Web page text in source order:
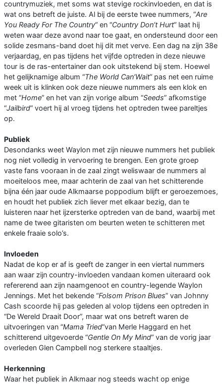
countrymuziek, met soms wat stevige rockinvloeden, en dat is
wat ons betreft de juiste. Al bij de eerste twee nummers, “Are
You Ready For The Country” en “Country Don’t Hurt” laat hij
weten waar deze avond naar toe gaat, en ondersteund door een
solide zesmans-band doet hij dit met verve. Een dag na zijn 38e
verjaardag, en pas tijdens het vijfde optreden in deze nieuwe
tour is de ras-entertainer dan ook uitstekend bij stem. Hoewel
het gelijknamige album “The World Can’Wait” pas net een ruime
week uit is klinken ook deze nieuwe nummers als een klok en
met “Home” en het van zijn vorige album “Seeds” afkomstige
“Jailbird” voert hij al vroeg tijdens het optreden twee pareltjes
op.
Publiek
Desondanks weet Waylon met zijn nieuwe nummers het publiek
nog niet volledig in vervoering te brengen. Een grote groep
vaste fans vooraan in de zaal zingt weliswaar de nummers al
moeiteloos mee, maar achterin de zaal van het schitterende
bijna één jaar oude Alkmaarse poppodium blijft er geroezemoes,
en houdt het publiek zich liever met elkaar bezig, dan te
luisteren naar het ijzersterke optreden van de band, waarbij met
name de twee gitaristen om beurten weten te schitteren met
enkele fraaie solo’s.
Invloeden
Nadat de kop er af is geeft de zanger in een viertal nummers
aan waar zijn country-invloeden vandaan komen uiteraard ook
refererend aan zijn naamgenoot en country-legende Waylon
Jennings. Met het bekende “Folsom Prison Blues” van Johnny
Cash scoorde hij pas geleden al volop tijdens een optreden in
“De Wereld Draait Door”, maar wat ons betreft waren de
uitvoeringen van “Mama Tried”van Merle Haggard en het
schitterend uitgevoerde “Gentle On My Mind” van de vorig jaar
overleden Glen Campbell nog sterkere staaltjes.
Herkenning
Waar het publiek in Alkmaar nog steeds wacht op enige